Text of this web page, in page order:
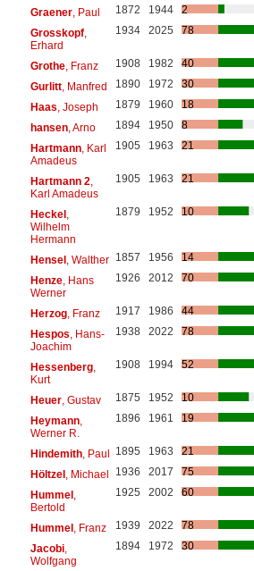
Graener, Paul 1872 1944
2
Grosskopf,
Erhard
1934 2025 78
Grothe, Franz 1908 1982
40
Gurlitt, Manfred 1890 1972
30
Haas , Joseph 1879 1960
18
hansen, Arno 1894 1950
8
Hartmann, Karl
Amadeus
1905 1963 21
Hartmann 2
Karl Amadeus
1905 1963 21
Heckel,
Wilhelm
Hermann
1879 1952 10
Hensel, Walther 1857 1956
14
Henze, Hans
Werner
1926 2012 70
Herzog, Franz 1917 1986
44
Hespos , Hans-
Joachim
1938 2022 78
Hessenberg,
Kurt
1908 1994 52
Heuer, Gustav 1875 1952
10
Heymann,
Werner R.
1896 1961 19
Hindemith, Paul 1895 1963
21
Höltzel, Michael 1936 2017
75
Hummel,
Bertold
1925 2002 60
Hummel, Franz 1939 2022
78
Jacobi,
Wolfgang
1894 1972 30